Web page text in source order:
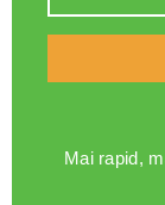
Mai rapid,